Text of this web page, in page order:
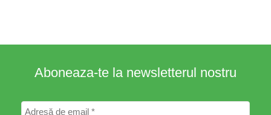
Aboneaza-te la newsletterul nostru